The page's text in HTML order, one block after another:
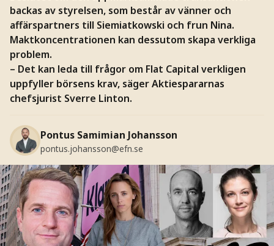
backas av styrelsen, som består av vänner och
affärspartners till Siemiatkowski och frun Nina.
Maktkoncentrationen kan dessutom skapa verkliga
problem.
– Det kan leda till frågor om Flat Capital verkligen
uppfyller börsens krav, säger Aktiespararnas
chefsjurist Sverre Linton.
Pontus Samimian Johansson
pontus.johansson@efn.se